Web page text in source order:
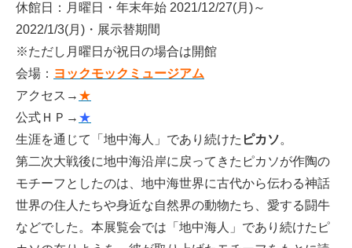
休館日：月曜日・年末年始 2021/12/27(月)～
2022/1/3(月)・展示替期間
※ただし月曜日が祝日の場合は開館
会場： ヨックモックミュージアム
アクセス→ ★
公式ＨＰ→ ★
生涯を通じて「地中海人」であり続けた ピカソ。
第二次大戦後に地中海沿岸に戻ってきたピカソが作陶の
モチーフとしたのは、地中海世界に古代から伝わる神話
世界の住人たちや身近な自然界の動物たち、愛する闘牛
などでした。本展覧会では「地中海人」であり続けたピ